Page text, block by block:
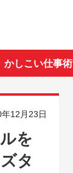
かしこい仕事術
12月23日
を
タ